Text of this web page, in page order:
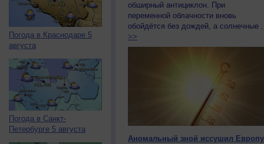
Погода в Краснодаре 5
августа
Погода в Санкт-
Петербурге 5 августа
обширный антициклон. При
переменной облачности вновь
обойдётся без дождей, а солнечные
>>
Аномальный зной иссушил Европу